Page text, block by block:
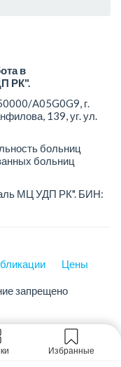
в
РК".
A05G0G9, г.
139, уг. ул.
больниц
больниц
МЦ УДП РК". БИН:
Цены
запрещено
Избранные